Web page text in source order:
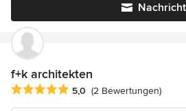
Nachricht
f+k architekten
Durchschnittliche Bewertung: 5 von
5,0 (2 Bewertungen)